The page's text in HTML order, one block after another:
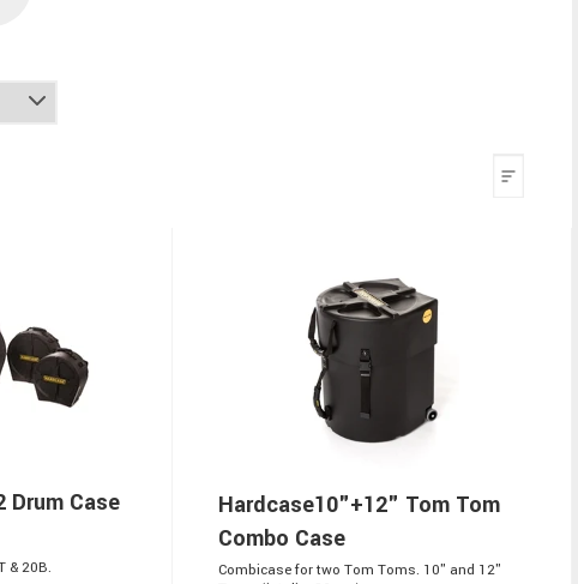
Drum Case
& 20B.
Hardcase10"+12" Tom Tom
Combo Case
Combicase for two Tom Toms. 10" and 12"